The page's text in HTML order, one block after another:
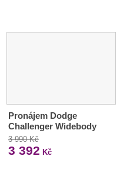
Pronájem Dodge
Challenger Widebody
3 990 Kč
3 392 Kč